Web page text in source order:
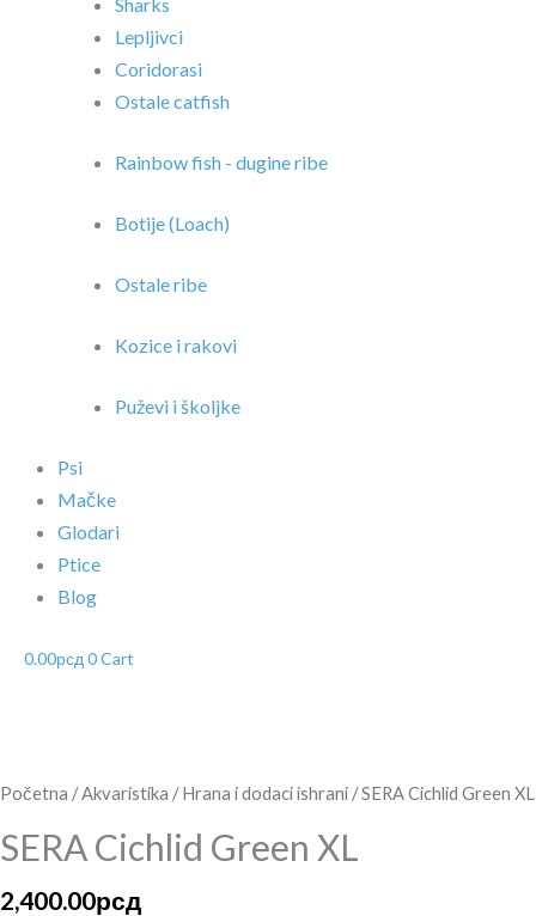
Lepljivci
Coridorasi
Ostale catfish
Rainbow fish - dugine ribe
Botije (Loach)
Ostale ribe
Kozice i rakovi
Puževi i školjke
Psi
Mačke
Glodari
Ptice
Blog
0.00рсд 0Cart
Početna /Akvaristika /Hrana i dodaci ishrani / SERA Cichlid Green XL
SERA Cichlid Green XL
2,400.00рсд
XL